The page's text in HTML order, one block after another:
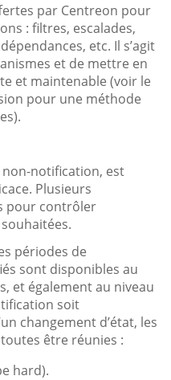
par Centreon pour
: filtres, escalades,
etc. Il s’agit
et de mettre en
et maintenable (voir le
pour une méthode
notification, est
Plusieurs
pour contrôler
périodes de
sont disponibles au
et également au niveau
soit
changement d’état, les
être réunies :
hard).